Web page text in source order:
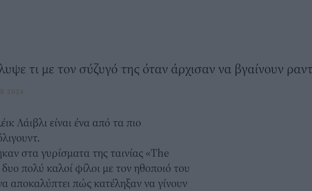
τι με τον σύζυγό της όταν άρχισαν να βγαίνουν
2024
Λάιβλι είναι ένα από τα πιο
στα γυρίσματα της ταινίας «The
πολύ καλοί φίλοι με τον ηθοποιό του
αποκαλύπτει πώς κατέληξαν να γίνουν